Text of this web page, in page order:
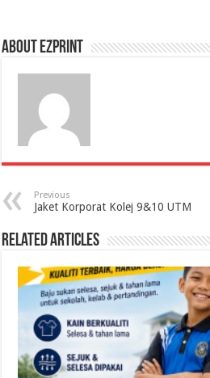
About Ezprint
Previous
Jaket Korporat Kolej 9&10 UTM
Related Articles